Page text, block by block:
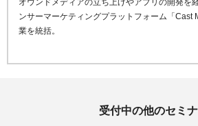
ンサーマーケティングプラットフォーム「Cast
業を統括。
受付中の他のセミ